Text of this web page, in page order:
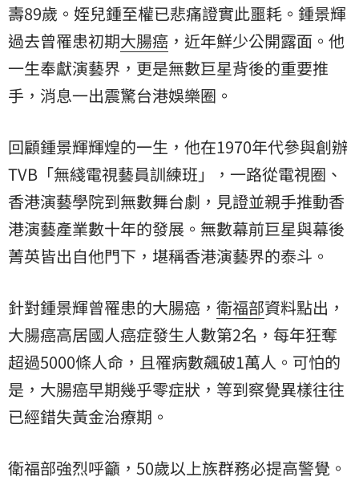
壽89歲。姪兒鍾至權已悲痛證實此噩耗。鍾景輝
過去曾罹患初期大腸癌 ，近年鮮少公開露面。他
一生奉獻演藝界，更是無數巨星背後的重要推
手，消息一出震驚台港娛樂圈。
回顧鍾景輝輝煌的一生，他在1970年代參與創辦
TVB「無綫電視藝員訓練班」，一路從電視圈、
香港演藝學院到無數舞台劇，見證並親手推動香
港演藝產業數十年的發展。無數幕前巨星與幕後
菁英皆出自他門下，堪稱香港演藝界的泰斗。
針對鍾景輝曾罹患的大腸癌， 衛福部資料點出，
大腸癌高居國人癌症發生人數第2名，每年狂奪
超過5000條人命，且罹病數飆破1萬人。可怕的
是，大腸癌早期幾乎零症狀，等到察覺異樣往往
已經錯失黃金治療期。
衛福部強烈呼籲，50歲以上族群務必提高警覺。